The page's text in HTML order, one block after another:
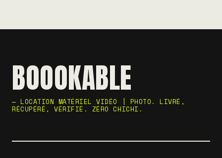
BOOOKABLE
— LOCATION MATÉRIEL VIDÉO | PHOTO. LIVRÉ,
RÉCUPÉRÉ, VÉRIFIÉ. ZÉRO CHICHI.